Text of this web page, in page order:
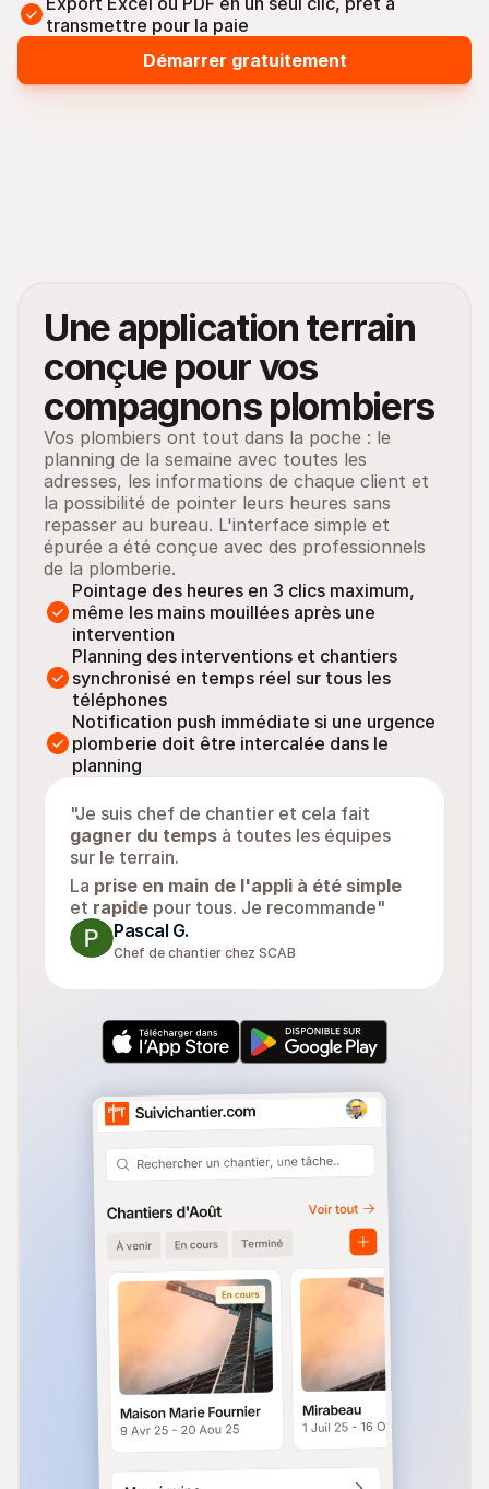
transmettre pour la paie
Démarrer gratuitement
Une application terrain
conçue pour vos
compagnons plombiers
Vos plombiers ont tout dans la poche : le
planning de la semaine avec toutes les
adresses, les informations de chaque client et
la possibilité de pointer leurs heures sans
repasser au bureau. L'interface simple et
épurée a été conçue avec des professionnels
de la plomberie.
Pointage des heures en 3 clics maximum,
même les mains mouillées après une
intervention
Planning des interventions et chantiers
synchronisé en temps réel sur tous les
téléphones
Notification push immédiate si une urgence
plomberie doit être intercalée dans le
planning
gagner du temps à toutes les équipes
sur le terrain.
La prise en main de l'appli à été simple
et rapide pour tous. Je recommande"
Pascal G.
Chef de chantier chez SCAB